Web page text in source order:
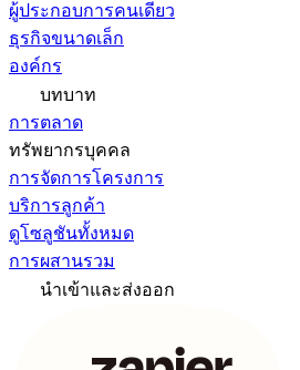
ผู้ประกอบการคนเดียว
ธุรกิจขนาดเล็ก
องค์กร
บทบาท
การตลาด
ทรัพยากรบุคคล
การจัดการโครงการ
บริการลูกค้า
ดูโซลูชันทั้งหมด
การผสานรวม
นำเข้าและส่งออก